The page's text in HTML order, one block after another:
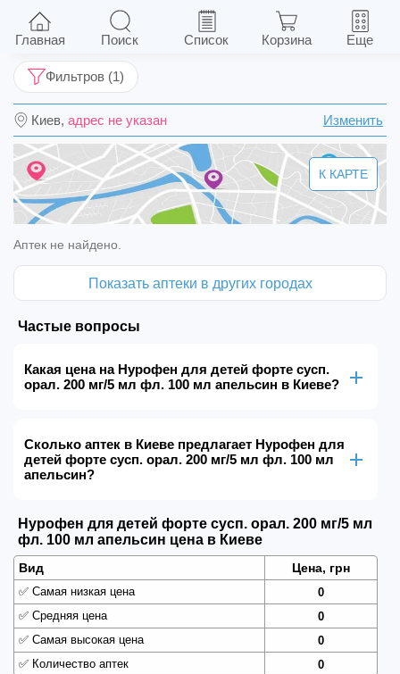
Нурофен для детей форте сусп. орал. 200
мг/5 мл фл. 100 мл апельсин
Киев, адрес не указан Изменить
Фильтров (1)
К КАРТЕ
Аптек не найдено.
Показать аптеки в других городах
Частые вопросы
Какая цена на Нурофен для детей форте сусп.
орал. 200 мг/5 мл фл. 100 мл апельсин в Киеве?
Сколько аптек в Киеве предлагает Нурофен для
детей форте сусп. орал. 200 мг/5 мл фл. 100 мл
апельсин?
Нурофен для детей форте сусп. орал. 200 мг/5 мл
фл. 100 мл апельсин цена в Киеве
Вид Цена, грн
✅ Самая низкая цена
0
✅ Средняя цена
0
✅ Самая высокая цена
0
✅ Количество аптек 0
Главная Поиск Список Корзина Еще